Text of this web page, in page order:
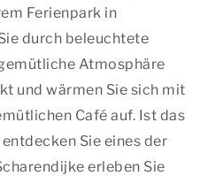
Ferienpark in
durch beleuchtete
Atmosphäre
und wärmen Sie sich mit
Café auf. Ist das
Sie eines der
erleben Sie